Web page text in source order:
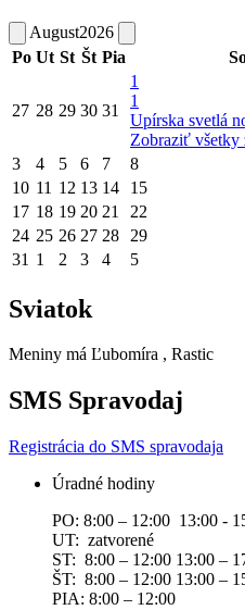
August2026
Po Ut St Št Pia
27 28 29 30 31
1
1
Upírska svetlá
Zobraziť všetky
3 4 5 6 7 8
10 11 12 13 14 15
17 18 19 20 21 22
24 25 26 27 28 29
31 1 2 3 4 5
Sviatok
Meniny má Ľubomíra , Rastic
SMS Spravodaj
Registrácia do SMS spravodaja
Úradné hodiny
PO: 8:00 – 12:00 13:00 -
UT: zatvorené
ST: 8:00 – 12:00 13:00 –
ŠT: 8:00 – 12:00 13:00 –
PIA: 8:00 – 12:00